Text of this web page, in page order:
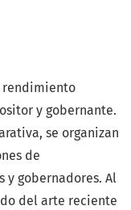
rendimiento
y gobernante.
se organizan
de
gobernadores. Al
del arte reciente